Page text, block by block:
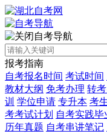
自考导航
报考指南
自考报名时间 考试时间
教材大纲 免考办理 转
训 学位申请 专升本 考
考考试计划 自考实践毕
历年真题 自考串讲笔记